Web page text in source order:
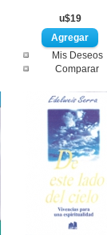
u$19
Mis Deseos
Comparar